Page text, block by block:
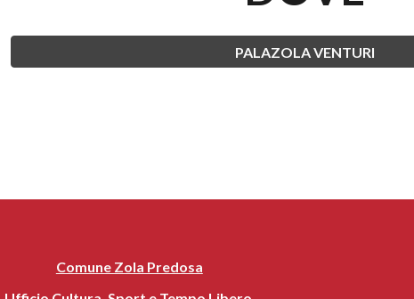
PALAZOLA VENTURI
Comune Zola Predosa